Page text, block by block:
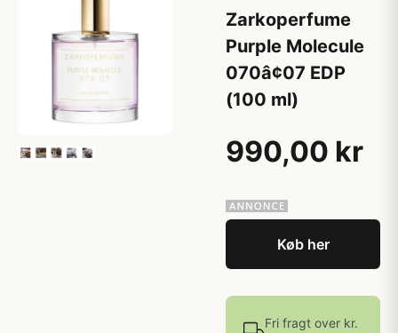
Zarkoperfume
Purple Molecule
070â¢07 EDP
(100 ml)
990,00 kr
Køb her
Fri fragt over kr.